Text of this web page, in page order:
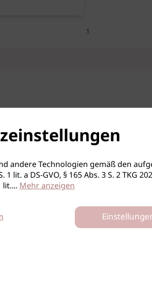
1
andere Technologien gemäß den
1 lit. a DS-GVO, § 165 Abs. 3 S. 2
lit.... Mehr anzeigen